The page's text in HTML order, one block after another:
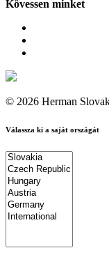
Kövessen minket
© 2026 Herman
Válassza ki a saját országát